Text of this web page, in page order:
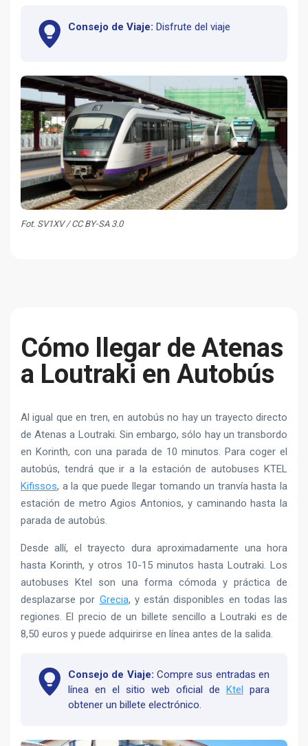
Consejo de Viaje: Disfrute del viaje
Fot. SV1XV / CC BY-SA 3.0
Cómo llegar de Atenas
a Loutraki en Autobús
Al igual que en tren, en autobús no hay un trayecto directo
de Atenas a Loutraki. Sin embargo, sólo hay un transbordo
en Korinth, con una parada de 10 minutos. Para coger el
autobús, tendrá que ir a la estación de autobuses KTEL
Kifissos, a la que puede llegar tomando un tranvía hasta la
estación de metro Agios Antonios, y caminando hasta la
parada de autobús.
Desde allí, el trayecto dura aproximadamente una hora
hasta Korinth, y otros 10-15 minutos hasta Loutraki. Los
autobuses Ktel son una forma cómoda y práctica de
desplazarse por Grecia, y están disponibles en todas las
regiones. El precio de un billete sencillo a Loutraki es de
8,50 euros y puede adquirirse en línea antes de la salida.
Consejo de Viaje: Compre sus entradas en
línea en el sitio web oficial de Ktel para
obtener un billete electrónico.